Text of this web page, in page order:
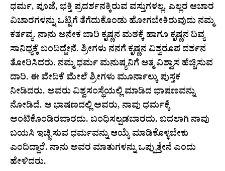
ಧರ್ಮ, ಪೂಜೆ, ಭಕ್ತಿ ಪ್ರದರ್ಶನಕ್ಕಿರುವ ವಸ್ತುಗಳಲ್ಲ. ಎಲ್ಲರ ಆಚಾರ
ವಿಚಾರಗಳನ್ನು ಒಟ್ಟಿಗೆ ತೆಗೆದುಕೊಂಡು ಹೋಗಬೇಕಿರುವುದು ನಮ್ಮ
ಕರ್ತವ್ಯ. ನಾನು ಅನೇಕ ಬಾರಿ ಕೃಷ್ಣನ ಮಠಕ್ಕೆ ಹಾಗೂ ಕೃಷ್ಣನ ದಿವ್ಯ
ಸಾನಿಧ್ಯಕ್ಕೆ ಬಂದಿದ್ದೇನೆ. ಶ್ರೀಗಳು ನನಗೆ ಕೃಷ್ಣನ ವಿಶ್ವರೂಪ ದರ್ಶನ
ತೋರಿಸಿದರು. ನಮ್ಮ ಧರ್ಮ ಮನುಷ್ಯನಿಗೆ ಆತ್ಮ ವಿಶ್ವಾಸ ಹೆಚ್ಚಿಸುವ
ದಾರಿ. ಈ ವೇದಿಕೆ ಮೇಲೆ ಶ್ರೀಗಳು ಮೂರ್ನಾಲ್ಕು ಪುಸ್ತಕ
ನೀಡಿದರು. ಅವರು ವಿಶ್ವಸಂಸ್ಥೆಯಲ್ಲಿ ಮಾಡಿದ ಭಾಷಣವನ್ನು
ನೋಡಿದೆ. ಆ ಭಾಷಣದಲ್ಲಿ ಅವರು, ನಾವು ಧರ್ಮಕ್ಕೆ
ಅಂಟಿಕೊಂಡಿರಬಾರದು. ಬಂಧಿಸಲ್ಪಡಬಾರದು. ಬದಲಾಗಿ ನಾವು
ಬಯಸಿ ಇಚ್ಛಿಸುವ ಧರ್ಮವನ್ನು ಆಯ್ಕೆ ಮಾಡಿಕೊಳ್ಳಬೇಕು
ಎಂದಿದ್ದಾರೆ. ನಾನು ಅವರ ಮಾತುಗಳನ್ನು ಒಪ್ಪುತ್ತೇನೆ ಎಂದು
ಹೇಳಿದರು.